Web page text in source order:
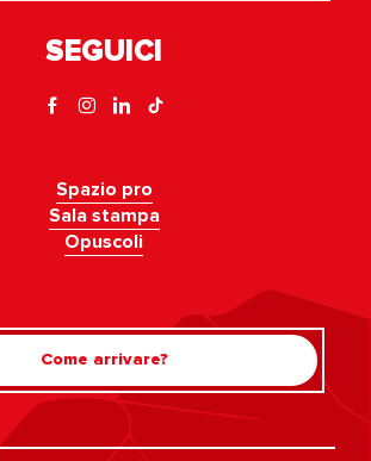
SEGUICI
Spazio pro
Sala stampa
Opuscoli
Come arrivare?